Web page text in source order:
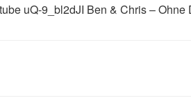
uQ-9_bl2dJI Ben & Chris – Ohne